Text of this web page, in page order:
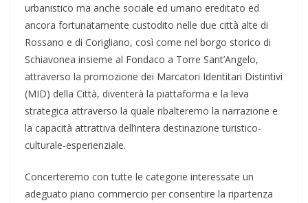
urbanistico ma anche sociale ed umano ereditato ed
ancora fortunatamente custodito nelle due città alte di
Rossano e di Corigliano, così come nel borgo storico di
Schiavonea insieme al Fondaco a Torre Sant’Angelo,
attraverso la promozione dei Marcatori Identitari Distintivi
(MID) della Città, diventerà la piattaforma e la leva
strategica attraverso la quale ribalteremo la narrazione e
la capacità attrattiva dell’intera destinazione turistico-
culturale-esperienziale.
Concerteremo con tutte le categorie interessate un
adeguato piano commercio per consentire la ripartenza